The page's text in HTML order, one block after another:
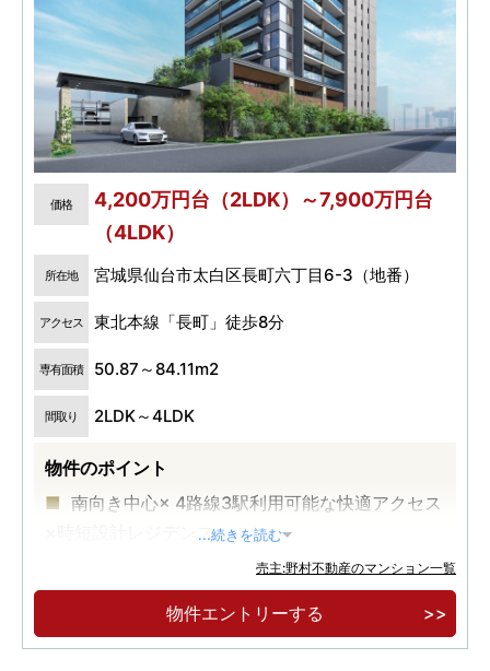
価格
4,200万円台（2LDK）～7,900万円台
（4LDK）
所在地 宮城県仙台市太白区長町六丁目6-3（地番）
アクセス 東北本線「長町」徒歩8分
専有面積 50.87～84.11m2
間取り 2LDK～4LDK
物件のポイント
南向き中心× 4路線3駅利用可能な快適アクセス
×時短設計レジデンス...続きを読む
売主:野村不動産のマンション一覧
物件エントリーする